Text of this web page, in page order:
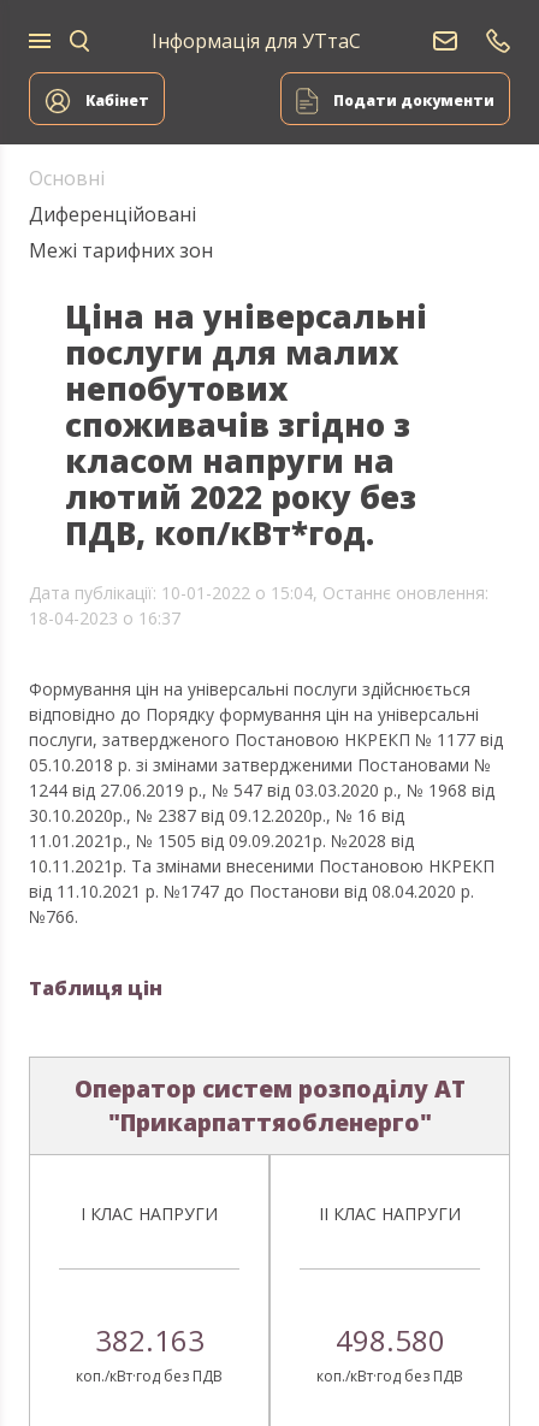
Кабінет Подати документи
Інформація для УТтаС
Електропостачання
Основні
Диференційовані
Межі тарифних зон
Ціна на універсальні
послуги для малих
непобутових
споживачів згідно з
класом напруги на
лютий 2022 року без
ПДВ, коп/кВт*год.
Дата публікації: 10-01-2022 о 15:04, Останнє оновлення:
18-04-2023 о 16:37
Формування цін на універсальні послуги здійснюється
відповідно до Порядку формування цін на універсальні
послуги, затвердженого Постановою НКРЕКП № 1177 від
05.10.2018 р. зі змінами затвердженими Постановами №
1244 від 27.06.2019 р., № 547 від 03.03.2020 р., № 1968 від
30.10.2020р., № 2387 від 09.12.2020р., № 16 від
11.01.2021р., № 1505 від 09.09.2021р. №2028 від
10.11.2021р. Та змінами внесеними Постановою НКРЕКП
від 11.10.2021 р. №1747 до Постанови від 08.04.2020 р.
№766.
Таблиця цін
Оператор систем розподілу АТ
"Прикарпаттяобленерго"
І КЛАС НАПРУГИ
382.163
коп./кВт·год без ПДВ
ІІ КЛАС НАПРУГИ
498.580
коп./кВт·год без ПДВ